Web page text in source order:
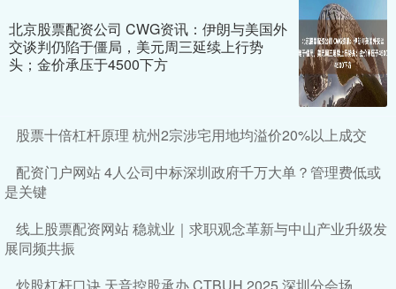
北京股票配资公司 CWG资讯：伊朗与美国外
交谈判仍陷于僵局，美元周三延续上行势
头；金价承压于4500下方
股票十倍杠杆原理 杭州2宗涉宅用地均溢价20%以上成交
配资门户网站 4人公司中标深圳政府千万大单？管理费低或
是关键
线上股票配资网站 稳就业｜求职观念革新与中山产业升级发
展同频共振